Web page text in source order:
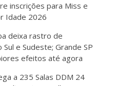
inscrições para Miss e
Idade 2026
deixa rastro de
e Sudeste; Grande SP
efeitos até agora
a 235 Salas DDM 24